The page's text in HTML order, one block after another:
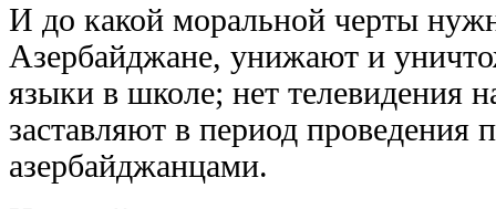
И до какой моральной черты
Азербайджане, унижают и
языки в школе; нет телевидения
заставляют в период проведения
азербайджанцами.